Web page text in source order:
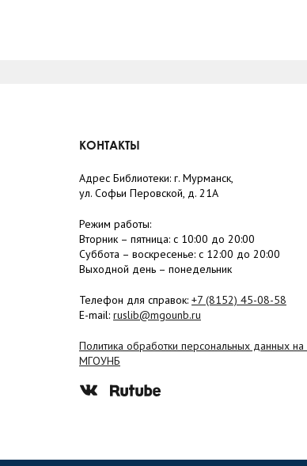
КОНТАКТЫ
Адрес Библиотеки: г. Мурманск,
ул. Софьи Перовской, д. 21А
Режим работы:
Вторник – пятница: с 10:00 до 20:00
Суббота – воскресенье: c 12:00 до 20:00
Выходной день – понедельник
Телефон для справок: +7 (8152) 45-08-58
E-mail: ruslib@mgounb.ru
Политика обработки персональных данных на
МГОУНБ